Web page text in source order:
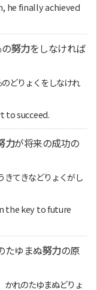
he finally achieved
努力をしなければ
どりょくをしなけれ
to succeed.
力が将来の成功の
きてきなどりょくがし
the key to future
たゆまぬ努力の原
かれのたゆまぬどりょ